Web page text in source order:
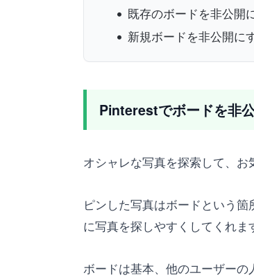
既存のボードを非公開
新規ボードを非公開に
Pinterestでボードを非
オシャレな写真を探索して、お
ピンした写真はボードという
に写真を探しやすくしてくれま
ボードは基本、他のユーザー